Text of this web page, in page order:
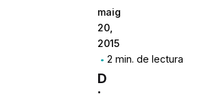
maig
20,
2015
2 min. de lectura
D